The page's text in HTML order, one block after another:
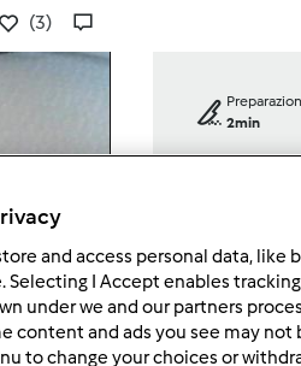
(3)
2min
porzione/
and access personal data, like
Selecting I Accept enables
under we and our partners
content and ads you see may not
to change your choices or